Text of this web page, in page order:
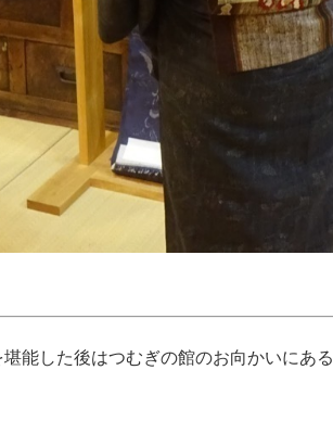
能した後はつむぎの館のお向かいにある